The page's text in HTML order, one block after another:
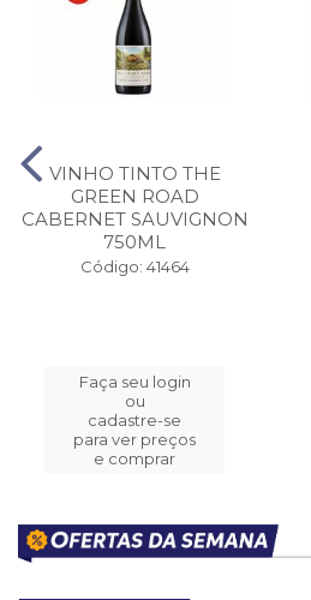
VINHO TINTO THE
GREEN ROAD
CABERNET SAUVIGNON
750ML
Código: 41464
Faça seu login
ou
cadastre-se
para ver preços
e comprar